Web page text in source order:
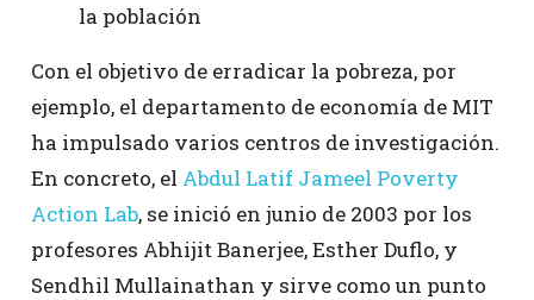
la población
Con el objetivo de erradicar la pobreza, por
ejemplo, el departamento de economía de MIT
ha impulsado varios centros de investigación.
En concreto, el Abdul Latif Jameel Poverty
Action Lab, se inició en junio de 2003 por los
profesores Abhijit Banerjee, Esther Duflo, y
Sendhil Mullainathan y sirve como un punto